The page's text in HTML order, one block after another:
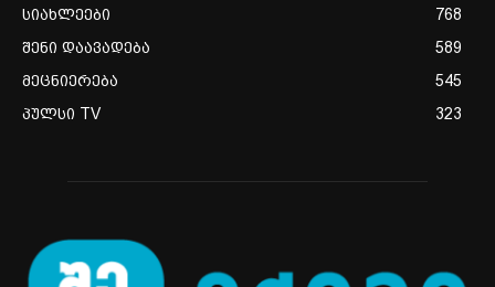
სიახლეები
768
შენი დაავადება
589
მეცნიერება
545
პულსი TV
323